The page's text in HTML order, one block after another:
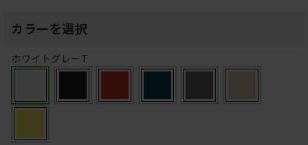
カラーを選択
ホワイトグレーT